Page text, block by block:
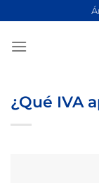
contenido
¿Qué IVA